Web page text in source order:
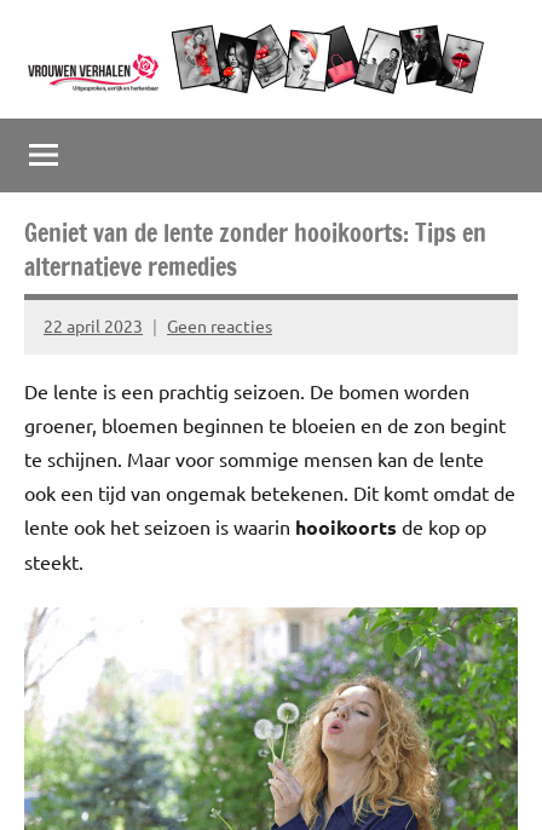
inhoud
springen
Vrouwenverhalen
en
herkenbaar
Geniet van de lente zonder hooikoorts: Tips en
alternatieve remedies
22 april 2023
Marion
Geen reacties
De lente is een prachtig seizoen. De bomen worden
groener, bloemen beginnen te bloeien en de zon begint
te schijnen. Maar voor sommige mensen kan de lente
ook een tijd van ongemak betekenen. Dit komt omdat de
lente ook het seizoen is waarin hooikoorts de kop op
steekt.